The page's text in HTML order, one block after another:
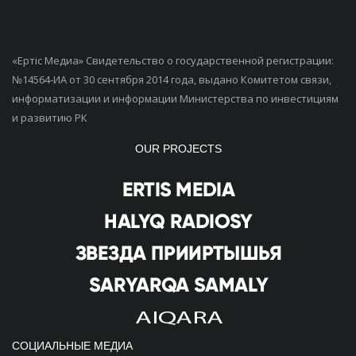
«Ертiс Медиа» Свидетельство о государственной регистрации:
№14564-ИА от 30 сентября 2014 года, выдано Комитетом связи,
информатизации и информации Министерства по инвестициям
и развитию РК
OUR PROJECTS
СОЦИАЛЬНЫЕ МЕДИА